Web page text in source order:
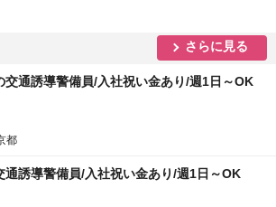
さらに見る
交通誘導警備員/入社祝い金あり/週1日～OK
都
通誘導警備員/入社祝い金あり/週1日～OK